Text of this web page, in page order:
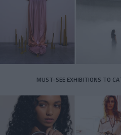
MUST-SEE EXHIBITIONS TO